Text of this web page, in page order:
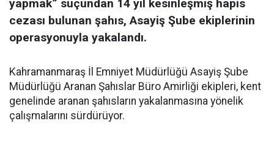
yapmak” suçundan 14 yıl kesinleşmiş hapis
cezası bulunan şahıs, Asayiş Şube ekiplerinin
operasyonuyla yakalandı.
Kahramanmaraş İl Emniyet Müdürlüğü Asayiş Şube
Müdürlüğü Aranan Şahıslar Büro Amirliği ekipleri, kent
genelinde aranan şahısların yakalanmasına yönelik
çalışmalarını sürdürüyor.